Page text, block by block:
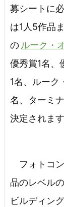
募シートに
は1人5作品
の ルーク・
優秀賞1名、
1名、ルーク
名、ターミ
決定されます
フォトコ
品のレベル
ビルディン